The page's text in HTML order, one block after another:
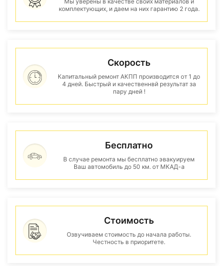
комплектующих, и даем на них гарантию 2 года.
Скорость
Капитальный ремонт АКПП производится от 1 до
4 дней. Быстрый и качественнвй результат за
пару дней !
Бесплатно
В случае ремонта мы бесплатно эвакуируем
Ваш автомобиль до 50 км. от МКАД-а
Стоимость
Озвучиваем стоимость до начала работы.
Честность в приоритете.